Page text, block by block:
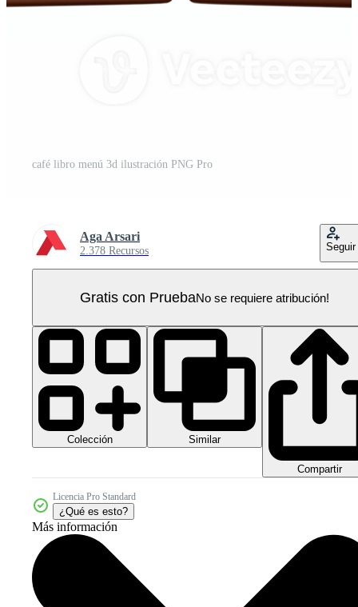
café libro menú 3d ilustración PNG Pro
Aga Arsari
2.378 Recursos Seguir
Gratis con PruebaNo se requiere atribución!
Colección Similar
Compartir
Licencia Pro Standard
¿Qué es esto?
Más información